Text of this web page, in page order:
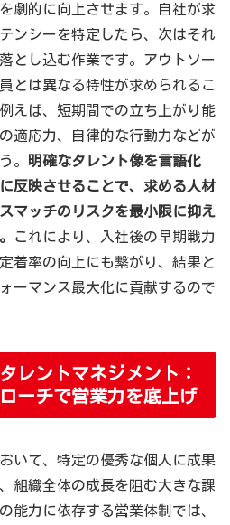
劇的に向上させます。自社が求
ンシーを特定したら、次はそれ
とし込む作業です。アウトソー
とは異なる特性が求められるこ
えば、短期間での立ち上がり能
適応力、自律的な行動力などが
。
明確なタレント像を言語化
反映させることで、求める人材
マッチのリスクを最小限に抑え
これにより、入社後の早期戦力
着率の向上にも繋がり、結果と
ーマンス最大化に貢献するので
レントマネジメント：
ーチで営業力を底上げ
いて、特定の優秀な個人に成果
組織全体の成長を阻む大きな課
能力に依存する営業体制では、